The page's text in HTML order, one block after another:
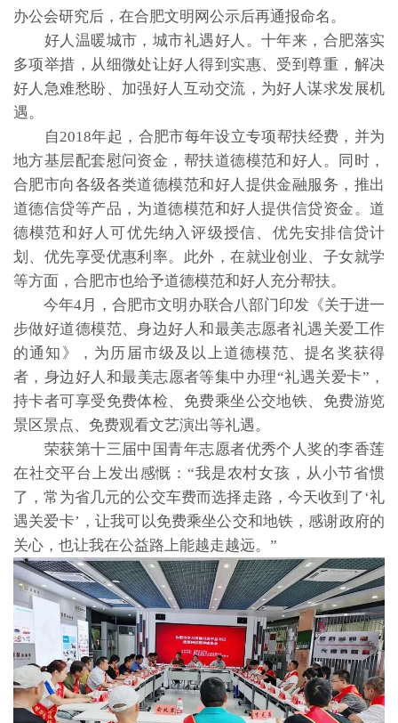
办公会研究后，在合肥文明网公示后再通报命名。
好人温暖城市，城市礼遇好人。十年来，合肥落实
多项举措，从细微处让好人得到实惠、受到尊重，解决
好人急难愁盼、加强好人互动交流，为好人谋求发展机
遇。
自2018年起，合肥市每年设立专项帮扶经费，并为
地方基层配套慰问资金，帮扶道德模范和好人。同时，
合肥市向各级各类道德模范和好人提供金融服务，推出
道德信贷等产品，为道德模范和好人提供信贷资金。道
德模范和好人可优先纳入评级授信、优先安排信贷计
划、优先享受优惠利率。此外，在就业创业、子女就学
等方面，合肥市也给予道德模范和好人充分帮扶。
今年4月，合肥市文明办联合八部门印发《关于进一
步做好道德模范、身边好人和最美志愿者礼遇关爱工作
的通知》，为历届市级及以上道德模范、提名奖获得
者，身边好人和最美志愿者等集中办理“礼遇关爱卡”，
持卡者可享受免费体检、免费乘坐公交地铁、免费游览
景区景点、免费观看文艺演出等礼遇。
荣获第十三届中国青年志愿者优秀个人奖的李香莲
在社交平台上发出感慨：“我是农村女孩，从小节省惯
了，常为省几元的公交车费而选择走路，今天收到了‘礼
遇关爱卡’，让我可以免费乘坐公交和地铁，感谢政府的
关心，也让我在公益路上能越走越远。”